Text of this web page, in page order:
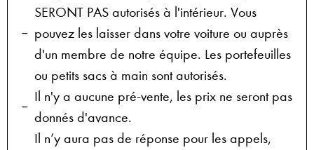
SERONT PAS autorisés à l'intérieur. Vous
pouvez les laisser dans votre voiture ou auprès
d'un membre de notre équipe. Les portefeuilles
ou petits sacs à main sont autorisés.
Il n'y a aucune pré-vente, les prix ne seront pas
donnés d'avance.
Il n’y aura pas de réponse pour les appels,